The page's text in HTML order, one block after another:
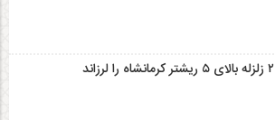
۲ زلزله‌ بالای ۵ ریشتر کرمانشاه را لرزاند